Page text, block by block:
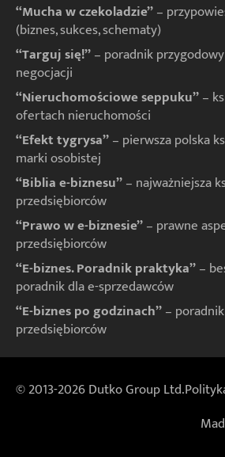
“Mucha w czekoladzie”–
(biznes, sukces, schematy)
“Targuj się!”– poradnik
negocjacji
“Nieruchomościowe seppuku”–
ofertach nieruchomości
“Efekt tygrysa”– pierwsza polska
marki osobistej
“Biblia e-biznesu”– najważniejsza
przedsiębiorców
“Prawo w e-biznesie”– prawne
przedsiębiorców
“E-biznes. Poradnik praktyka”–
poradnik dla e-sprzedawców
“E-biznes po godzinach”–
przedsiębiorców
© 2013-2026 Dutko Group Ltd.